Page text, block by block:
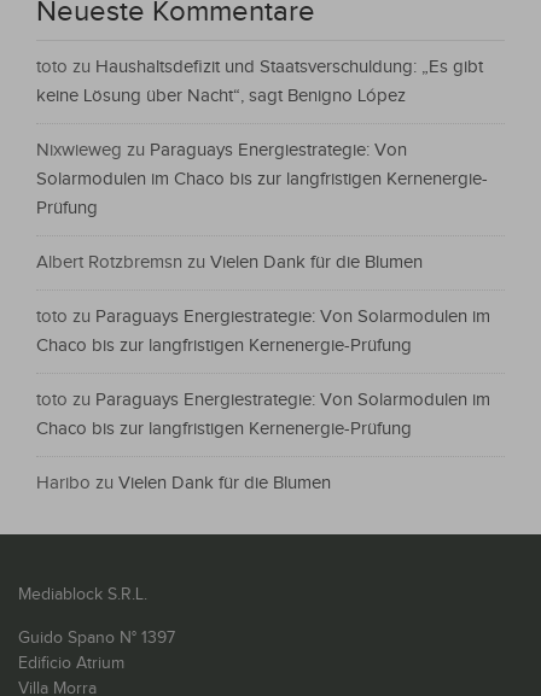
Neueste Kommentare
toto zu Haushaltsdefizit und Staatsverschuldung: „Es gibt
keine Lösung über Nacht“, sagt Benigno López
Nixwieweg zu Paraguays Energiestrategie: Von
Solarmodulen im Chaco bis zur langfristigen Kernenergie-
Prüfung
Albert Rotzbremsn zu Vielen Dank für die Blumen
toto zu Paraguays Energiestrategie: Von Solarmodulen im
Chaco bis zur langfristigen Kernenergie-Prüfung
toto zu Paraguays Energiestrategie: Von Solarmodulen im
Chaco bis zur langfristigen Kernenergie-Prüfung
Haribo zu Vielen Dank für die Blumen
Mediablock S.R.L.
Guido Spano N° 1397
Edificio Atrium
Villa Morra